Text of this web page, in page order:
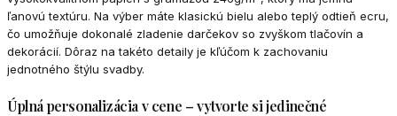
ľanovú textúru. Na výber máte klasickú bielu alebo teplý odtieň ecru,
čo umožňuje dokonalé zladenie darčekov so zvyškom tlačovín a
dekorácií. Dôraz na takéto detaily je kľúčom k zachovaniu
jednotného štýlu svadby.
Úplná personalizácia v cene – vytvorte si jedinečné